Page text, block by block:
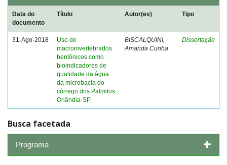
Data do
documento
Título Autor(es) Tipo
31-Ago-2018
Uso de
macroinvertebrados
bentônicos como
bioindicadores de
qualidade da água
da microbacia do
córrego dos Palmitos,
Orlândia-SP
BISCALQUINI,
Amanda Cunha
Dissertação
Busca facetada
Programa